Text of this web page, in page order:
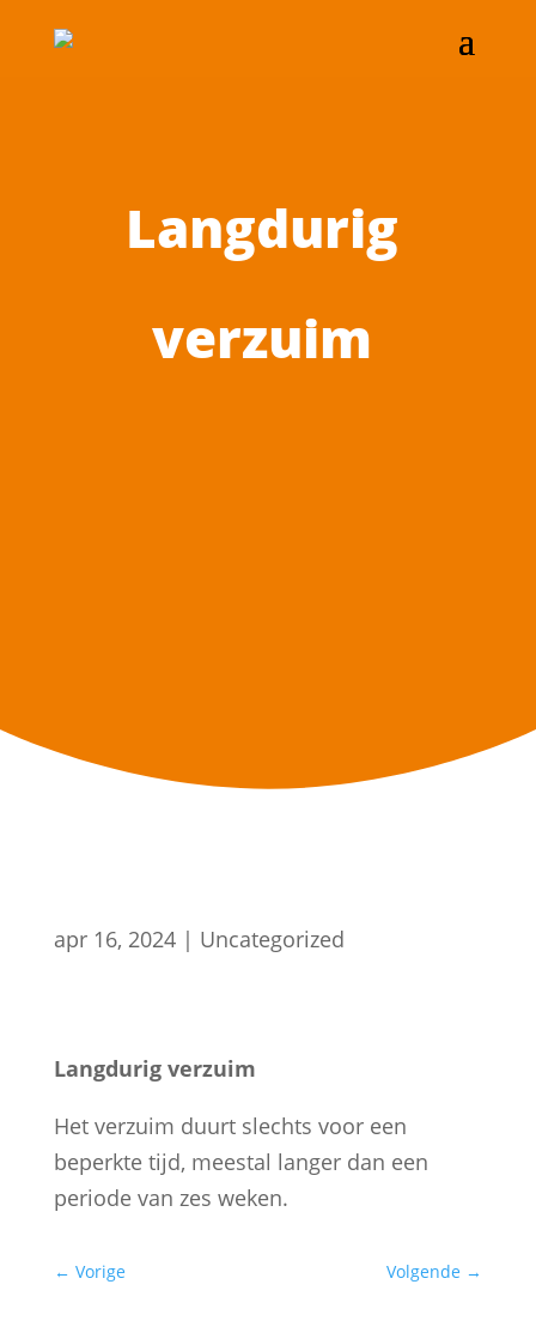
Langdurig
verzuim
apr 16, 2024| Uncategorized
Langdurig verzuim
Het verzuim duurt slechts voor een
beperkte tijd, meestal langer dan een
periode van zes weken.
← Vorige Volgende →